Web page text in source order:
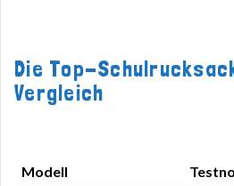
Die Top-
Vergleich
Modell